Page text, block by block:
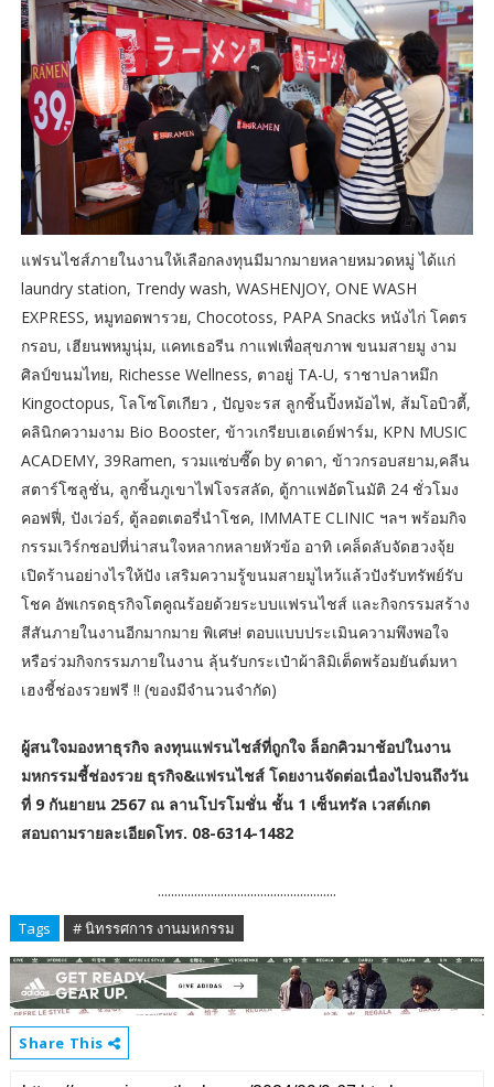
แฟรนไชส์ภายในงานให้เลือกลงทุนมีมากมายหลายหมวดหมู่ ได้แก่
laundry station, Trendy wash, WASHENJOY, ONE WASH
EXPRESS, หมูทอดพารวย, Chocotoss, PAPA Snacks หนังไก่ โคตร
กรอบ, เฮียนพหมูนุ่ม, แคทเธอรีน กาแฟเพื่อสุขภาพ ขนมสายมู งาม
ศิลป์ขนมไทย, Richesse Wellness, ตาอยู่ TA-U, ราชาปลาหมึก
Kingoctopus, โลโซโตเกียว , ปัญจะรส ลูกชิ้นปิ้งหม้อไฟ, ส้มโอบิวตี้,
คลินิกความงาม Bio Booster, ข้าวเกรียบเฮเดย์ฟาร์ม, KPN MUSIC
ACADEMY, 39Ramen, รวมแซ่บซี๊ด by ดาดา, ข้าวกรอบสยาม,คลีน
สตาร์โซลูชั่น, ลูกชิ้นภูเขาไฟโจรสลัด, ตู้กาแฟอัตโนมัติ 24 ชั่วโมง
คอฟฟี่, ปังเว่อร์, ตู้ลอตเตอรี่นำโชค, IMMATE CLINIC ฯลฯ พร้อมกิจ
กรรมเวิร์กชอปที่น่าสนใจหลากหลายหัวข้อ อาทิ เคล็ดลับจัดฮวงจุ้ย
เปิดร้านอย่างไรให้ปัง เสริมความรู้ขนมสายมูไหว้แล้วปังรับทรัพย์รับ
โชค อัพเกรดธุรกิจโตคูณร้อยด้วยระบบแฟรนไชส์ และกิจกรรมสร้าง
สีสันภายในงานอีกมากมาย พิเศษ! ตอบแบบประเมินความพึงพอใจ
หรือร่วมกิจกรรมภายในงาน ลุ้นรับกระเป๋าผ้าลิมิเต็ดพร้อมยันต์มหา
เฮงชี้ช่องรวยฟรี !! (ของมีจำนวนจำกัด)
ผู้สนใจมองหาธุรกิจ ลงทุนแฟรนไชส์ที่ถูกใจ ล็อกคิวมาช้อปในงาน
มหกรรมชี้ช่องรวย ธุรกิจ&แฟรนไชส์ โดยงานจัดต่อเนื่องไปจนถึงวัน
ที่ 9 กันยายน 2567 ณ ลานโปรโมชั่น ชั้น 1 เซ็นทรัล เวสต์เกต
สอบถามรายละเอียดโทร. 08-6314-1482
......................................................
Tags # นิทรรศการ งานมหกรรม
Share This